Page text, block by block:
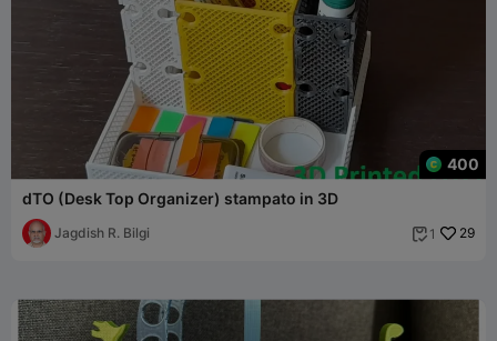
400
dTO (Desk Top Organizer) stampato in 3D
Jagdish R. Bilgi  1 29